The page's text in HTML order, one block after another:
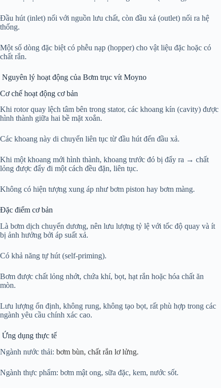
Đầu hút (inlet) nối với nguồn lưu chất, còn đầu xả (outlet) nối ra hệ
thống.
Một số dòng đặc biệt có phễu nạp (hopper) cho vật liệu đặc hoặc có
chất rắn.
Nguyên lý hoạt động của Bơm trục vít Moyno
Cơ chế hoạt động cơ bản
Khi rotor quay lệch tâm bên trong stator, các khoang kín (cavity) được
hình thành giữa hai bề mặt xoắn.
Các khoang này di chuyển liên tục từ đầu hút đến đầu xả.
Khi một khoang mới hình thành, khoang trước đó bị đẩy ra → chất
lỏng được đẩy đi một cách đều đặn, liên tục.
Không có hiện tượng xung áp như bơm piston hay bơm màng.
Đặc điểm cơ bản
Là bơm dịch chuyển dương, nên lưu lượng tỷ lệ với tốc độ quay và ít
bị ảnh hưởng bởi áp suất xả.
Có khả năng tự hút (self-priming).
Bơm được chất lỏng nhớt, chứa khí, bọt, hạt rắn hoặc hóa chất ăn
mòn.
Lưu lượng ổn định, không rung, không tạo bọt, rất phù hợp trong các
ngành yêu cầu chính xác cao.
Ứng dụng thực tế
Ngành nước thải: bơm bùn, chất rắn lơ lửng.
Ngành thực phẩm: bơm mật ong, sữa đặc, kem, nước sốt.